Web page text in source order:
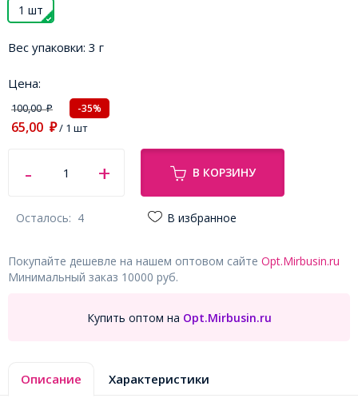
1 шт
Вес упаковки: 3 г
Цена:
100,00₽ -35%
65,00 ₽/ 1 шт
В КОРЗИНУ
Осталось: 4 В избранное
Покупайте дешевле на нашем оптовом сайте Opt.Mirbusin.ru
Минимальный заказ 10000 руб.
Купить оптом на Opt.Mirbusin.ru
Описание Характеристики